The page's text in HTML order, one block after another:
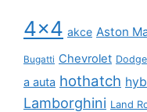
4x4 akce Aston
Bugatti Chevrolet Dodge
a auta hothatch
Lamborghini Land